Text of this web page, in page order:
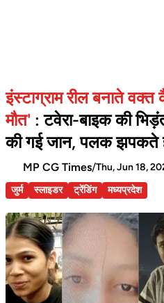
इंस्टाग्राम रील बनाते
मौत' : टवेरा-बाइक की
की गई जान, पलक झपकते
MP CG Times/Thu, Jun 18,
जुर्म
स्लाइडर ट्रेंडिंग मध्यप्रदेश